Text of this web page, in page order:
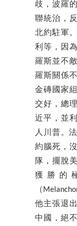
歧，波羅
聯統治，
北約駐軍
利等，因
羅斯並不
羅斯關係
金磚國家
交好，總
近平，並
人川普。
約腦死，
隊，擺脫
獲勝的
（
他主張退
中國，絕